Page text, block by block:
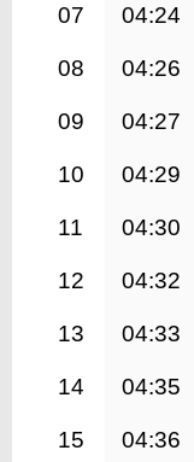
07 04:24
08 04:26
09 04:27
10 04:29
11 04:30
12 04:32
13 04:33
14 04:35
15 04:36